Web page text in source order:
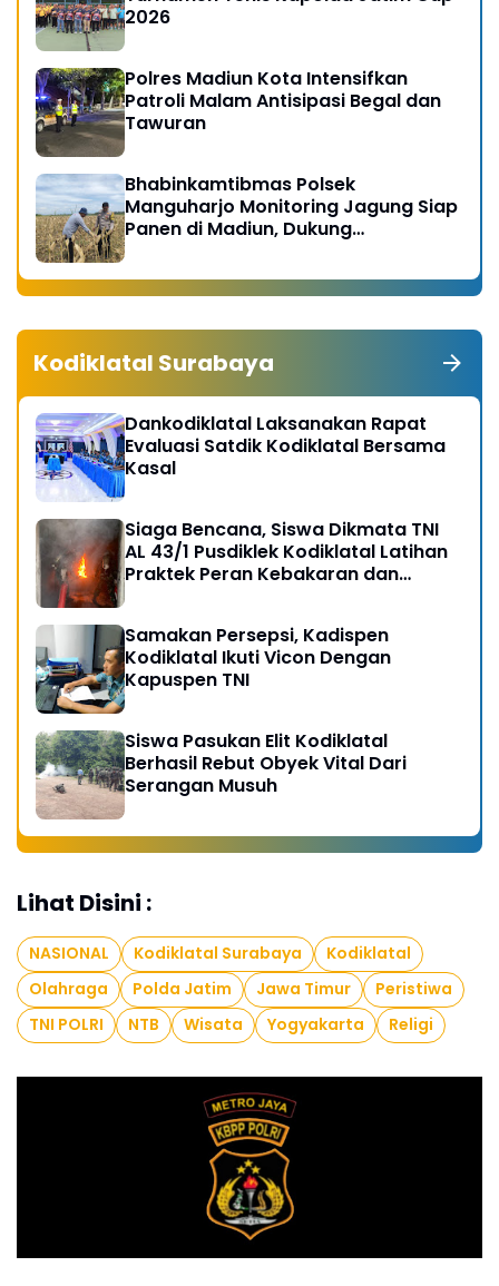
2026
Polres Madiun Kota Intensifkan
Patroli Malam Antisipasi Begal dan
Tawuran
Bhabinkamtibmas Polsek
Manguharjo Monitoring Jagung Siap
Panen di Madiun, Dukung
Kodiklatal Surabaya
Dankodiklatal Laksanakan Rapat
Evaluasi Satdik Kodiklatal Bersama
Kasal
Siaga Bencana, Siswa Dikmata TNI
AL 43/1 Pusdiklek Kodiklatal Latihan
Praktek Peran Kebakaran dan
Samakan Persepsi, Kadispen
Kodiklatal Ikuti Vicon Dengan
Kapuspen TNI
Siswa Pasukan Elit Kodiklatal
Berhasil Rebut Obyek Vital Dari
Serangan Musuh
Lihat Disini :
NASIONAL Kodiklatal Surabaya
Kodiklatal
Olahraga
Polda Jatim Jawa Timur
Peristiwa
TNI POLRI
NTB Wisata Yogyakarta Religi